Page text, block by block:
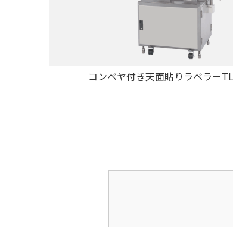
コンベヤ付き天面貼りラベラー